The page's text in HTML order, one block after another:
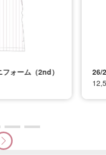
ォーム（2nd）
26/